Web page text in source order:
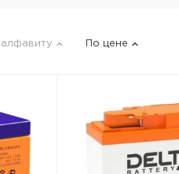
алфавиту По цене